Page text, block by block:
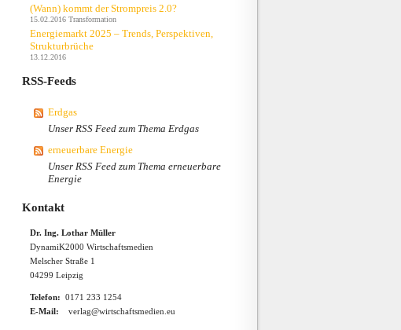
(Wann) kommt der Strompreis 2.0?
15.02.2016 Transformation
Energiemarkt 2025 – Trends, Perspektiven,
Strukturbrüche
13.12.2016
RSS-Feeds
Erdgas
Unser RSS Feed zum Thema Erdgas
erneuerbare Energie
Unser RSS Feed zum Thema erneuerbare
Energie
Kontakt
Dr. Ing. Lothar Müller
DynamiK2000 Wirtschaftsmedien
Melscher Straße 1
04299 Leipzig
Telefon: 0171 233 1254
E-Mail: verlag@wirtschaftsmedien.eu